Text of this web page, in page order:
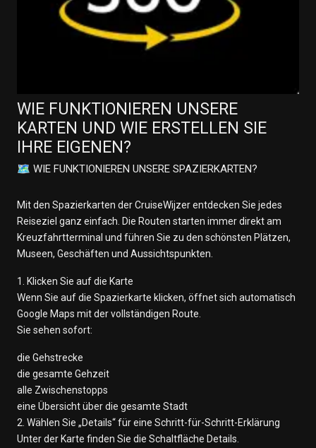
WIE FUNKTIONIEREN UNSERE
KARTEN UND WIE ERSTELLEN SIE
IHRE EIGENEN?
🗺️ WIE FUNKTIONIEREN UNSERE SPAZIERKARTEN?
Mit den Spazierkarten der CruiseWijzer entdecken Sie jedes
Reiseziel ganz einfach. Die Routen starten immer direkt am
Kreuzfahrtterminal und führen Sie zu den schönsten Plätzen,
Museen, Geschäften und Aussichtspunkten.
1. Klicken Sie auf die Karte
Wenn Sie auf die Spazierkarte klicken, öffnet sich automatisch
Google Maps mit der vollständigen Route.
Sie sehen sofort:
die Gehstrecke
die gesamte Gehzeit
alle Zwischenstopps
eine Übersicht über die gesamte Stadt
2. Wählen Sie „Details“ für eine Schritt-für-Schritt-Erklärung
Unter der Karte finden Sie die Schaltfläche Details.